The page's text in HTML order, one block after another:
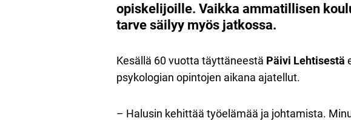
opiskelijoille. Vaikka ammatillisen
tarve säilyy myös jatkossa.
Kesällä 60 vuotta täyttäneestä Päivi Lehtisestä
psykologian opintojen aikana ajatellut.
– Halusin kehittää työelämää ja johtamista.